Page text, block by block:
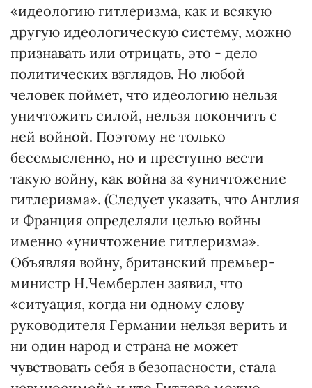
«идеологию гитлеризма, как и всякую
другую идеологическую систему, можно
признавать или отрицать, это - дело
политических взглядов. Но любой
человек поймет, что идеологию нельзя
уничтожить силой, нельзя покончить с
ней войной. Поэтому не только
бессмысленно, но и преступно вести
такую войну, как война за «уничтожение
гитлеризма». (Следует указать, что Англия
и Франция определяли целью войны
именно «уничтожение гитлеризма».
Объявляя войну, британский премьер-
министр Н.Чемберлен заявил, что
«ситуация, когда ни одному слову
руководителя Германии нельзя верить и
ни один народ и страна не может
чувствовать себя в безопасности, стала